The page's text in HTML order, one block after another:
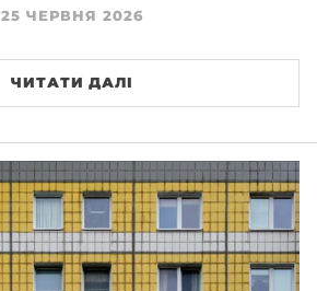
25 ЧЕРВНЯ 2026
ЧИТАТИ ДАЛІ